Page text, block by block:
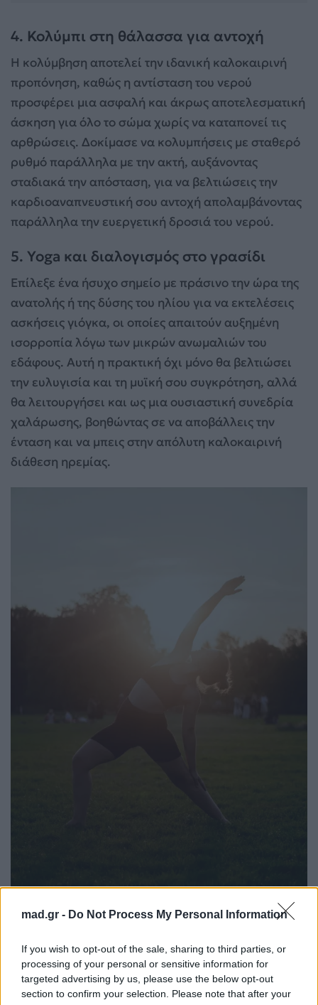
mad.gr - Do Not Process My Personal Information
If you wish to opt-out of the sale, sharing to third parties, or
processing of your personal or sensitive information for
targeted advertising by us, please use the below opt-out
section to confirm your selection. Please note that after your
4. Κολύμπι στη θάλασσα για αντοχή
Η κολύμβηση αποτελεί την ιδανική καλοκαιρινή
προπόνηση, καθώς η αντίσταση του νερού
προσφέρει μια ασφαλή και άκρως αποτελεσματική
άσκηση για όλο το σώμα χωρίς να καταπονεί τις
αρθρώσεις. Δοκίμασε να κολυμπήσεις με σταθερό
ρυθμό παράλληλα με την ακτή, αυξάνοντας
σταδιακά την απόσταση, για να βελτιώσεις την
καρδιοαναπνευστική σου αντοχή απολαμβάνοντας
παράλληλα την ευεργετική δροσιά του νερού.
5. Yoga και διαλογισμός στο γρασίδι
Επίλεξε ένα ήσυχο σημείο με πράσινο την ώρα της
ανατολής ή της δύσης του ηλίου για να εκτελέσεις
ασκήσεις γιόγκα, οι οποίες απαιτούν αυξημένη
ισορροπία λόγω των μικρών ανωμαλιών του
εδάφους. Αυτή η πρακτική όχι μόνο θα βελτιώσει
την ευλυγισία και τη μυϊκή σου συγκρότηση, αλλά
θα λειτουργήσει και ως μια ουσιαστική συνεδρία
χαλάρωσης, βοηθώντας σε να αποβάλλεις την
ένταση και να μπεις στην απόλυτη καλοκαιρινή
διάθεση ηρεμίας.
Unsplash
Κεντρική Εικόνα: Unsplash